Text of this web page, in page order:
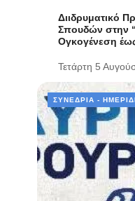
Διιδρυματικό
Σπουδών στην
Ογκογένεση
Τετάρτη 5
ΣΥΝΈΔΡΙΑ -